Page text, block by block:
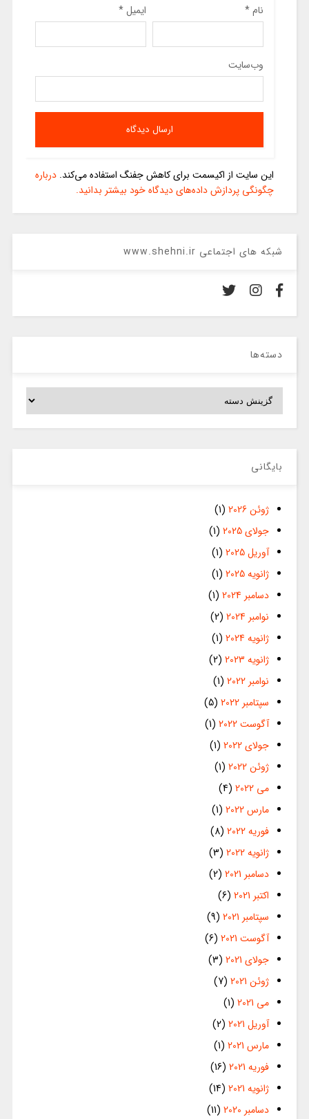
نام* ایمیل*
وب‌سایت
این سایت از اکیسمت برای کاهش جفنگ استفاده می‌کند. درباره
چگونگی پردازش داده‌های دیدگاه خود بیشتر بدانید.
شبکه های اجتماعی www.shehni.ir
دسته‌ها
دسته‌ها
بایگانی
ژوئن 2026
(1)
جولای 2025
(1)
آوریل 2025
(1)
ژانویه 2025
(1)
دسامبر 2024
(1)
نوامبر 2024
(2)
ژانویه 2024
(1)
ژانویه 2023
(2)
نوامبر 2022
(1)
سپتامبر 2022
(5)
آگوست 2022
(1)
جولای 2022
(1)
ژوئن 2022
(1)
می 2022
(4)
مارس 2022
(1)
فوریه 2022
(8)
ژانویه 2022
(3)
دسامبر 2021
(2)
اکتبر 2021
(6)
سپتامبر 2021
(9)
آگوست 2021
(6)
جولای 2021
(3)
ژوئن 2021
(7)
می 2021
(1)
آوریل 2021
(2)
مارس 2021
(1)
فوریه 2021
(16)
ژانویه 2021
(14)
دسامبر 2020
(11)